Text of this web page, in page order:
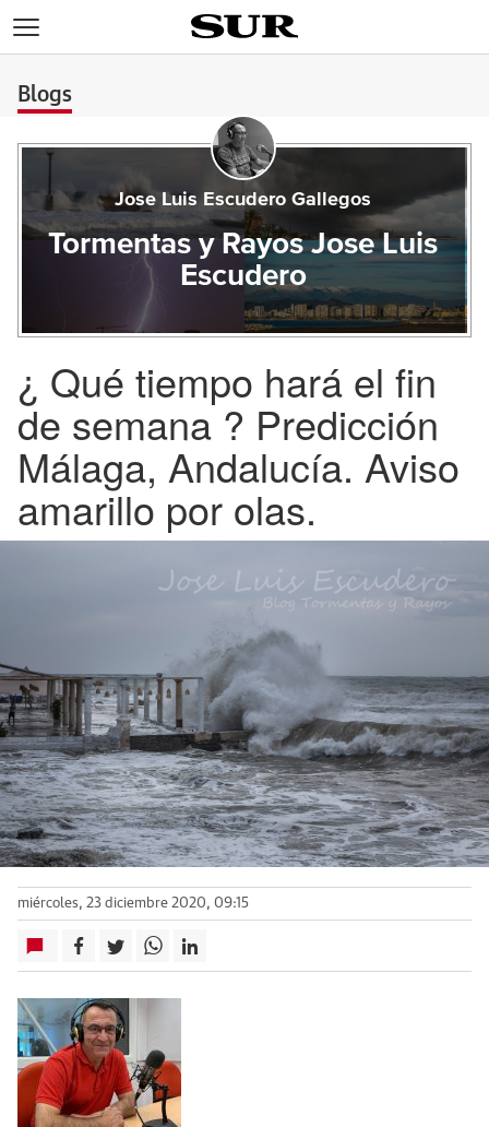
Blogs
Jose Luis Escudero Gallegos
Tormentas y Rayos Jose Luis
Escudero
¿ Qué tiempo hará el fin
de semana ? Predicción
Málaga, Andalucía. Aviso
amarillo por olas.
miércoles, 23 diciembre 2020, 09:15